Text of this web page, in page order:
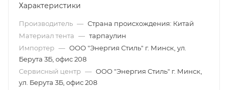
Характеристики
Производитель — Страна происхождения: Китай
Материал тента — тарпаулин
Импортер — ООО "Энергия Стиль" г. Минск, ул.
Берута 3Б, офис 208
Сервисный центр — ООО "Энергия Стиль" г. Минск,
ул. Берута 3Б, офис 208